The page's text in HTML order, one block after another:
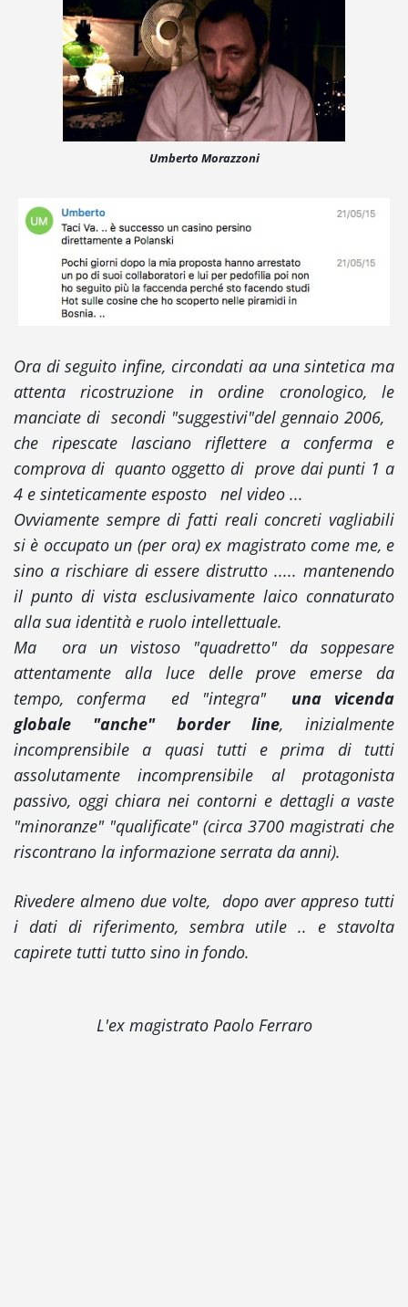
Umberto Morazzoni
Ora di seguito infine, circondati aa una sintetica ma
attenta ricostruzione in ordine cronologico, le
manciate di secondi "suggestivi"del gennaio 2006,
che ripescate lasciano riflettere a conferma e
comprova di quanto oggetto di prove dai punti 1 a
4 e sinteticamente esposto nel video ...
Ovviamente sempre di fatti reali concreti vagliabili
si è occupato un (per ora) ex magistrato come me, e
sino a rischiare di essere distrutto ..... mantenendo
il punto di vista esclusivamente laico connaturato
alla sua identità e ruolo intellettuale.
Ma ora un vistoso "quadretto" da soppesare
attentamente alla luce delle prove emerse da
tempo, conferma ed "integra" una vicenda
globale "anche" border line, inizialmente
incomprensibile a quasi tutti e prima di tutti
assolutamente incomprensibile al protagonista
passivo, oggi chiara nei contorni e dettagli a vaste
"minoranze" "qualificate" (circa 3700 magistrati che
riscontrano la informazione serrata da anni).
Rivedere almeno due volte, dopo aver appreso tutti
i dati di riferimento, sembra utile .. e stavolta
capirete tutti tutto sino in fondo.
L'ex magistrato Paolo Ferraro